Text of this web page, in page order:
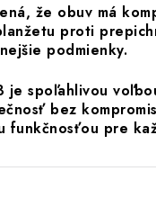
že obuv má
proti
podmienky.
je spoľahlivou
bez
funkčnosťou pre